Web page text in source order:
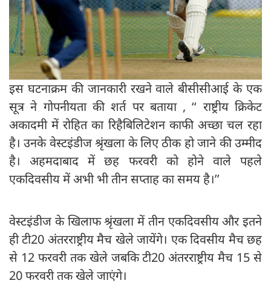
इस घटनाक्रम की जानकारी रखने वाले बीसीसीआई के एक
सूत्र ने गोपनीयता की शर्त पर बताया , ‘‘ राष्ट्रीय क्रिकेट
अकादमी में रोहित का रिहैबिलिटेशन काफी अच्छा चल रहा
है। उनके वेस्टइंडीज श्रृंखला के लिए ठीक हो जाने की उम्मीद
है। अहमदाबाद में छह फरवरी को होने वाले पहले
एकदिवसीय में अभी भी तीन सप्ताह का समय है।’’
वेस्टइंडीज के खिलाफ श्रृंखला में तीन एकदिवसीय और इतने
ही टी20 अंतरराष्ट्रीय मैच खेले जायेंगे। एक दिवसीय मैच छह
से 12 फरवरी तक खेले जबकि टी20 अंतरराष्ट्रीय मैच 15 से
20 फरवरी तक खेले जाएंगे।